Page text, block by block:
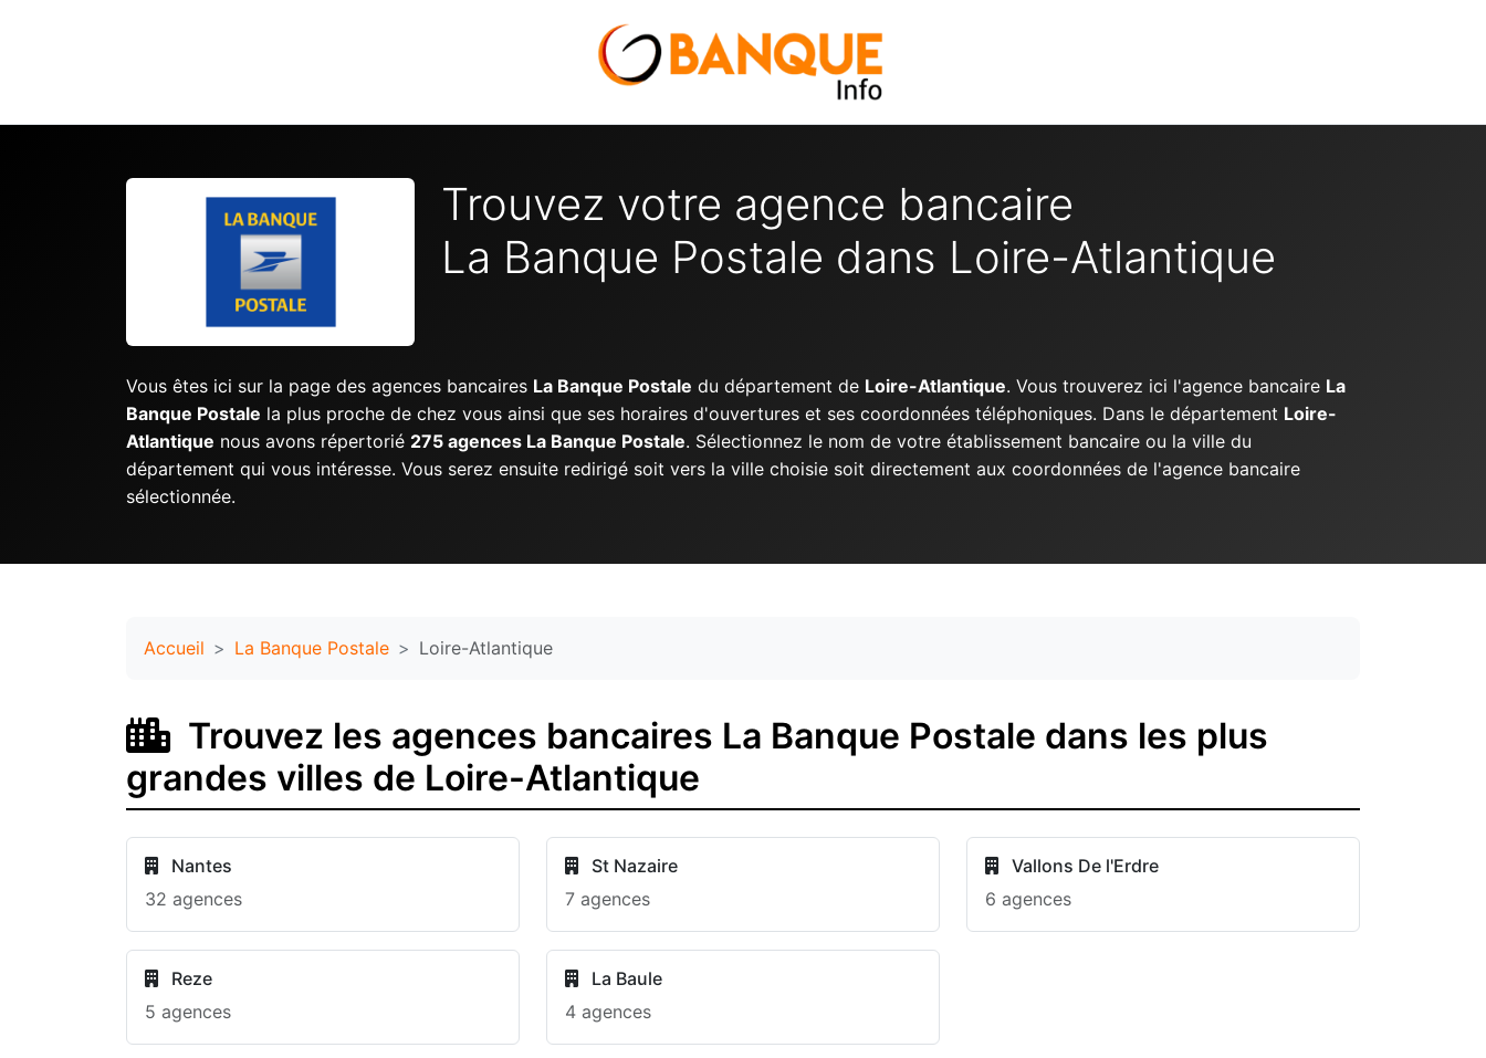
Trouvez votre agence bancaire
La Banque Postale dans Loire-Atlantique
Vous êtes ici sur la page des agences bancaires La Banque Postale du département de Loire-Atlantique. Vous trouverez ici l'agence bancaire La
Banque Postale la plus proche de chez vous ainsi que ses horaires d'ouvertures et ses coordonnées téléphoniques. Dans le département Loire-
Atlantique nous avons répertorié 275 agences La Banque Postale. Sélectionnez le nom de votre établissement bancaire ou la ville du
département qui vous intéresse. Vous serez ensuite redirigé soit vers la ville choisie soit directement aux coordonnées de l'agence bancaire
sélectionnée.
Accueil La Banque Postale Loire-Atlantique
Trouvez les agences bancaires La Banque Postale dans les plus
grandes villes de Loire-Atlantique
Nantes
32 agences
St Nazaire
7 agences
Vallons De l'Erdre
6 agences
Reze
5 agences
La Baule
4 agences